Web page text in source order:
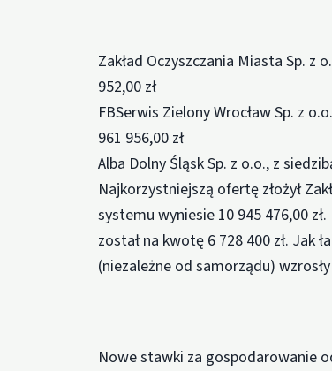
Zakład Oczyszczania Miasta Sp.
952,00 zł
FBSerwis Zielony Wrocław Sp. z
961 956,00 zł
Alba Dolny Śląsk Sp. z o.o., z
Najkorzystniejszą ofertę złożył
systemu wyniesie 10 945 476,00
został na kwotę 6 728 400 zł. Jak
(niezależne od samorządu)
Nowe stawki za gospodarowanie